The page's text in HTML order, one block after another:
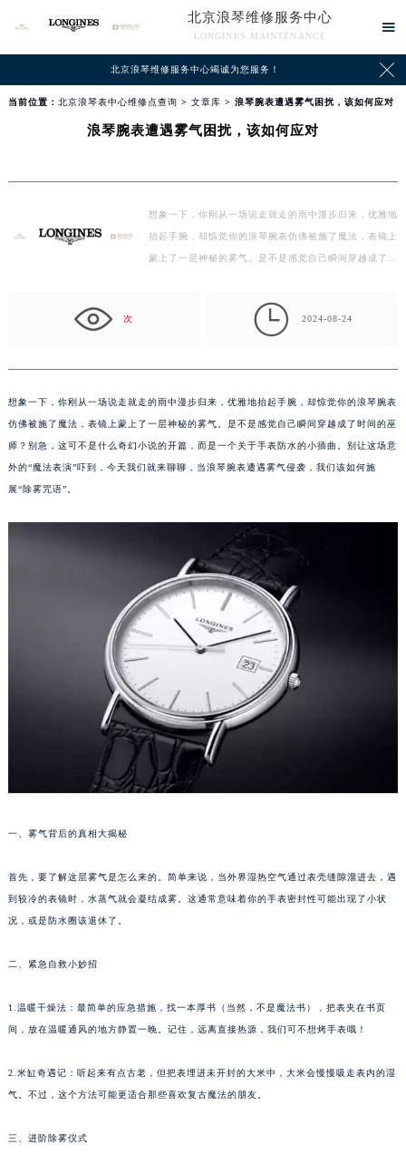
北京浪琴维修服务中心
LONGINES MAINTENANCE

北京浪琴维修服务中心竭诚为您服务！ 
当前位置： 北京浪琴表中心维修点查询 > 文章库 > 浪琴腕表遭遇雾气困扰，该如何应对
浪琴腕表遭遇雾气困扰，该如何应对
想象一下，你刚从一场说走就走的雨中漫步归来，优雅地
抬起手腕，却惊觉你的浪琴腕表仿佛被施了魔法，表镜上
蒙上了一层神秘的雾气。是不是感觉自己瞬间穿越成了
次  2024-08-24
想象一下，你刚从一场说走就走的雨中漫步归来，优雅地抬起手腕，却惊觉你的浪琴腕表
仿佛被施了魔法，表镜上蒙上了一层神秘的雾气。是不是感觉自己瞬间穿越成了时间的巫
师？别急，这可不是什么奇幻小说的开篇，而是一个关于手表防水的小插曲。别让这场意
外的“魔法表演”吓到，今天我们就来聊聊，当浪琴腕表遭遇雾气侵袭，我们该如何施
展“除雾咒语”。
一、雾气背后的真相大揭秘
首先，要了解这层雾气是怎么来的。简单来说，当外界湿热空气通过表壳缝隙溜进去，遇
到较冷的表镜时，水蒸气就会凝结成雾。这通常意味着你的手表密封性可能出现了小状
况，或是防水圈该退休了。
二、紧急自救小妙招
1.温暖干燥法：最简单的应急措施，找一本厚书（当然，不是魔法书），把表夹在书页
间，放在温暖通风的地方静置一晚。记住，远离直接热源，我们可不想烤手表哦！
2.米缸奇遇记：听起来有点古老，但把表埋进未开封的大米中，大米会慢慢吸走表内的湿
气。不过，这个方法可能更适合那些喜欢复古魔法的朋友。
三、进阶除雾仪式